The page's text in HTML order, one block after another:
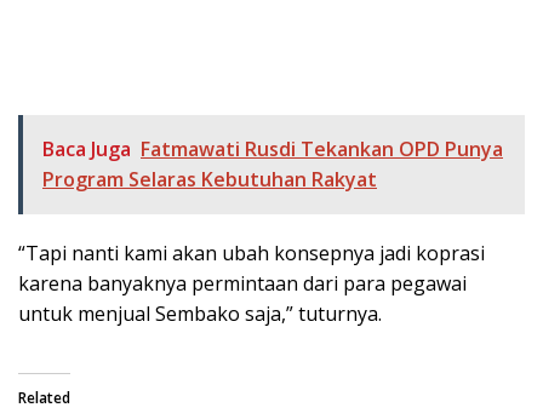
Baca Juga Fatmawati Rusdi Tekankan OPD Punya
Program Selaras Kebutuhan Rakyat
“Tapi nanti kami akan ubah konsepnya jadi koprasi
karena banyaknya permintaan dari para pegawai
untuk menjual Sembako saja,” tuturnya.
Related